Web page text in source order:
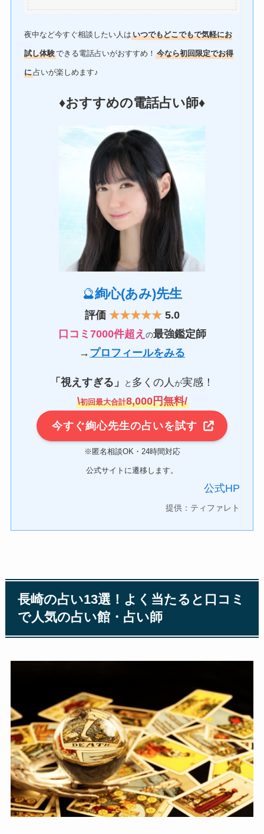
夜中など今すぐ相談したい人はいつでもどこでもで気軽にお
試し体験できる電話占いがおすすめ！今なら初回限定でお得
に占いが楽しめます♪
♦︎おすすめの電話占い師♦︎
🔮絢心(あみ)先生
評価 ★★★★★5.0
口コミ7000件超え の最強鑑定師
→ プロフィールをみる
「視えすぎる」 と 多くの人 が実感！
\初回最大合計8,000円無料/
今すぐ絢心先生の占いを試す
※匿名相談OK・24時間対応
公式サイトに遷移します。
公式HP
提供：ティファレト
長崎の占い13選！よく当たると口コミ
で人気の占い館・占い師